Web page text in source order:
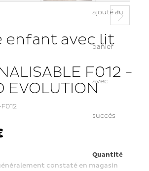
ajouté au
panier
avec
succès
Quantité
enfant avec lit
F012 -
EVOLUTION
constaté en magasin